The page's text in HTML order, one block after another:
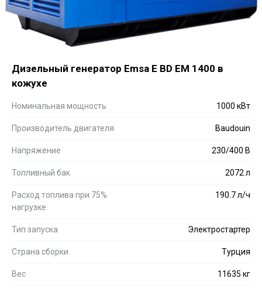
Дизельный генератор Emsa E BD EM 1400 в
кожухе
Номинальная мощность 1000 кВт
Производитель двигателя Baudouin
Напряжение 230/400 В
Топливный бак 2072 л
Расход топлива при 75%
нагрузке
190.7 л/ч
Тип запуска Электростартер
Страна сборки Турция
Вес 11635 кг